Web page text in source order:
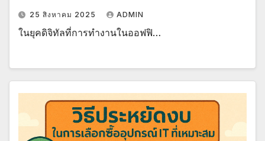
25 สิงหาคม 2025 ADMIN
ในยุคดิจิทัลที่การทำงานในออฟฟิ…